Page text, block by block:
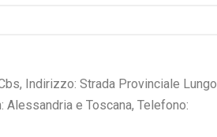
Indirizzo: Strada Provinciale Lungo
Alessandria e Toscana, Telefono: